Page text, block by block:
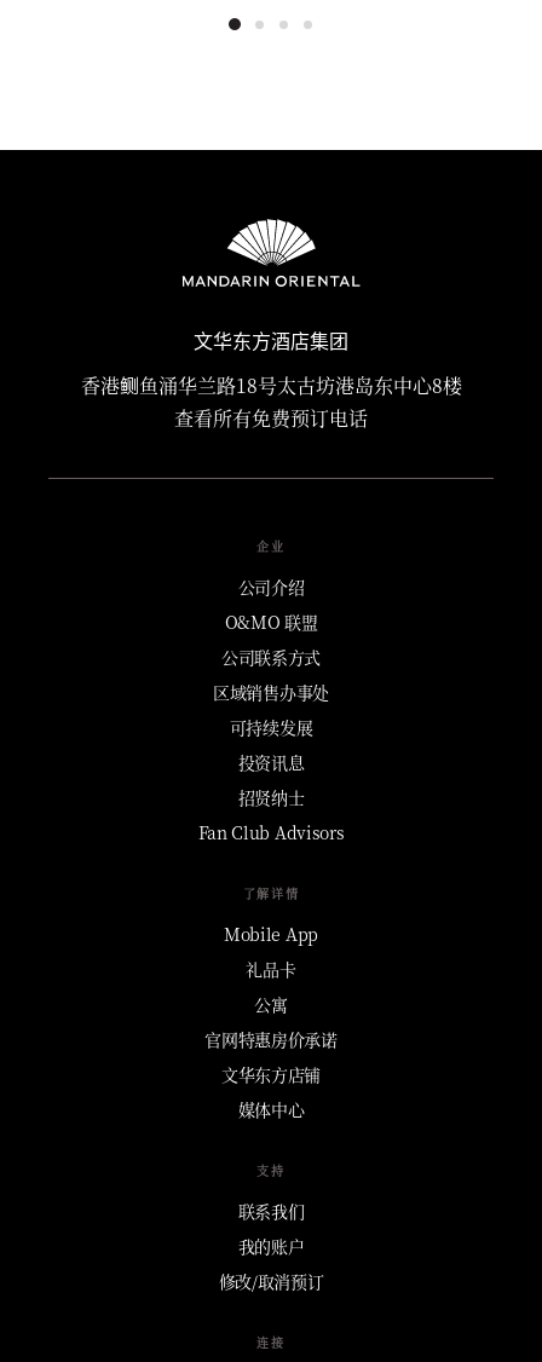
文华东方酒店集团
香港鲗鱼涌华兰路18号太古坊港岛东中心8楼
查看所有免费预订电话
企业
公司介绍
O&MO 联盟
公司联系方式
区域销售办事处
可持续发展
投资讯息
招贤纳士
Fan Club Advisors
了解详情
Mobile App
礼品卡
公寓
官网特惠房价承诺
文华东方店铺
媒体中心
支持
联系我们
我的账户
修改/取消预订
连接